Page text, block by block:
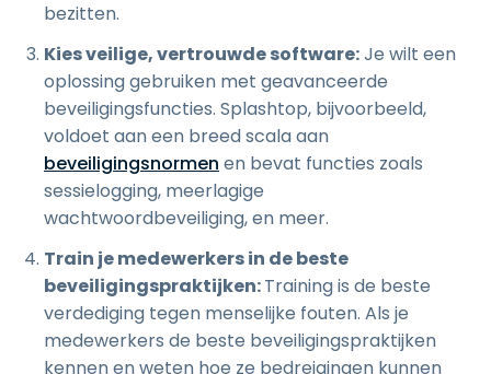
bezitten.
Kies veilige, vertrouwde software:Je wilt een
oplossing gebruiken met geavanceerde
beveiligingsfuncties. Splashtop, bijvoorbeeld,
voldoet aan een breed scala aan
beveiligingsnormen en bevat functies zoals
sessielogging, meerlagige
wachtwoordbeveiliging, en meer.
Train je medewerkers in de beste
beveiligingspraktijken:Training is de beste
verdediging tegen menselijke fouten. Als je
medewerkers de beste beveiligingspraktijken
kennen en weten hoe ze bedreigingen kunnen